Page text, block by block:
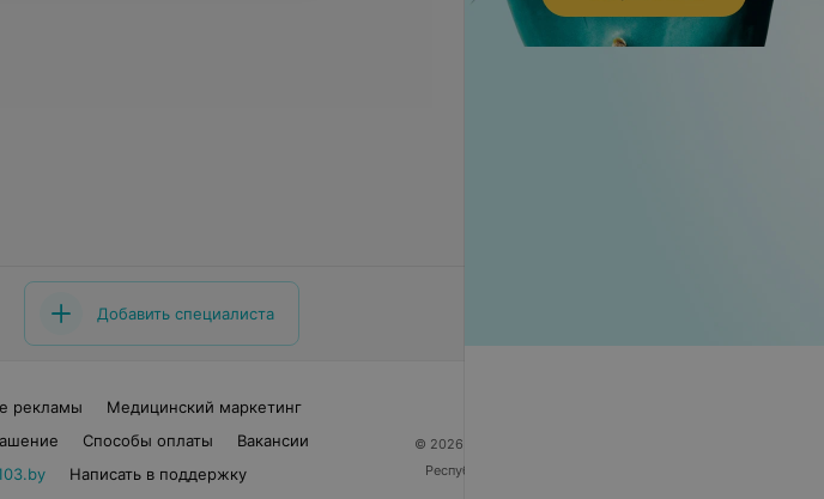
Добавить специалиста
рекламы
Медицинский маркетинг
Способы оплаты
Вакансии
Написать в поддержку
© 2026 ООО «Артокс Лаб», УНП 191700409
Республика Беларусь, г. Минск, улица Толбухина, 2,